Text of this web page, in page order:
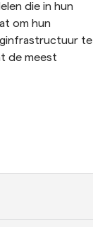
die in hun
om hun
te
de meest